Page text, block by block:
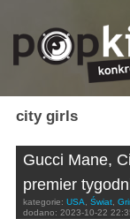
city girls
Gucci Mane,
premier
kategorie: USA, Świat,
dodano: 2023-10-22